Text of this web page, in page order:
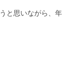
と思いながら、年